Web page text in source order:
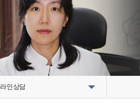
인상담